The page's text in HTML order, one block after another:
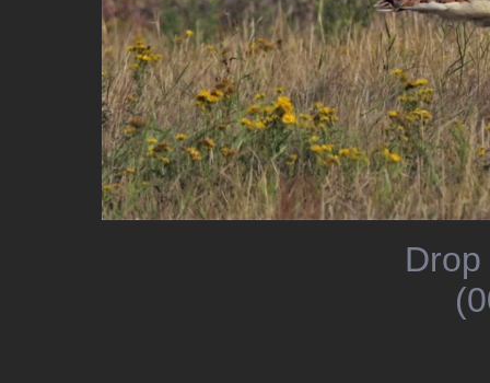
Drop